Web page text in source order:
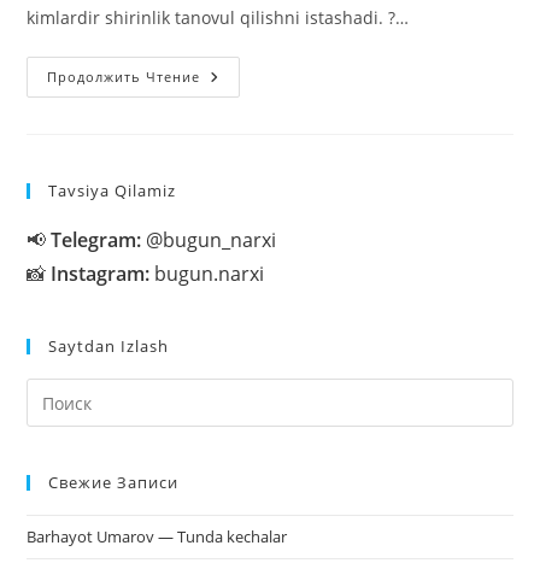
kimlardir shirinlik tanovul qilishni istashadi. ?…
Продолжить Чтение Ovqatlanib
Boʻlgach,
Tavsiya Qilamiz
📢Telegram: @bugun_narxi
📸 Instagram: bugun.narxi
Saytdan Izlash
Свежие Записи
Barhayot Umarov — Tunda kechalar